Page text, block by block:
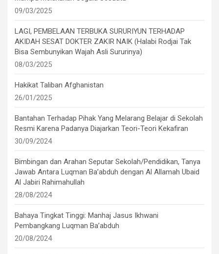
09/03/2025
LAGI, PEMBELAAN TERBUKA SURURIYUN TERHADAP
AKIDAH SESAT DOKTER ZAKIR NAIK (Halabi Rodjai Tak
Bisa Sembunyikan Wajah Asli Sururinya)
08/03/2025
Hakikat Taliban Afghanistan
26/01/2025
Bantahan Terhadap Pihak Yang Melarang Belajar di Sekolah
Resmi Karena Padanya Diajarkan Teori-Teori Kekafiran
30/09/2024
Bimbingan dan Arahan Seputar Sekolah/Pendidikan, Tanya
Jawab Antara Luqman Ba’abduh dengan Al Allamah Ubaid
Al Jabiri Rahimahullah
28/08/2024
Bahaya Tingkat Tinggi: Manhaj Jasus Ikhwani
Pembangkang Luqman Ba’abduh
20/08/2024